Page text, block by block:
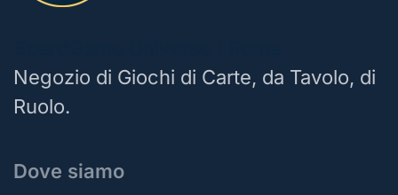
Negozio di Giochi di Carte, da Tavolo, di
Ruolo.
Dove siamo